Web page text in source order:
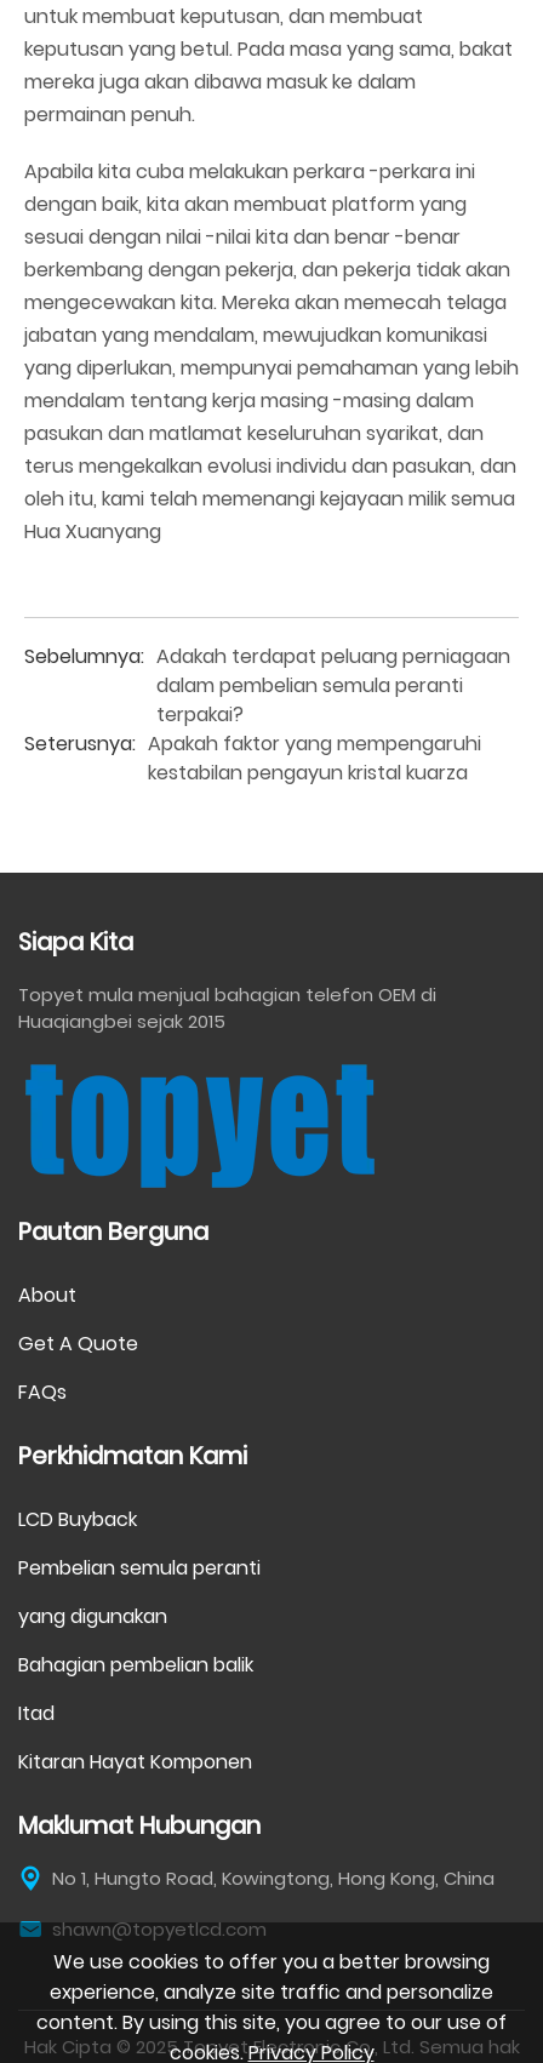
untuk membuat keputusan, dan membuat
keputusan yang betul. Pada masa yang sama, bakat
mereka juga akan dibawa masuk ke dalam
permainan penuh.
Apabila kita cuba melakukan perkara -perkara ini
dengan baik, kita akan membuat platform yang
sesuai dengan nilai -nilai kita dan benar -benar
berkembang dengan pekerja, dan pekerja tidak akan
mengecewakan kita. Mereka akan memecah telaga
jabatan yang mendalam, mewujudkan komunikasi
yang diperlukan, mempunyai pemahaman yang lebih
mendalam tentang kerja masing -masing dalam
pasukan dan matlamat keseluruhan syarikat, dan
terus mengekalkan evolusi individu dan pasukan, dan
oleh itu, kami telah memenangi kejayaan milik semua
Hua Xuanyang
Sebelumnya: Adakah terdapat peluang perniagaan
dalam pembelian semula peranti
terpakai?
Seterusnya: Apakah faktor yang mempengaruhi
kestabilan pengayun kristal kuarza
Siapa Kita
Topyet mula menjual bahagian telefon OEM di
Huaqiangbei sejak 2015
Pautan Berguna
About
Get A Quote
FAQs
Perkhidmatan Kami
LCD Buyback
Pembelian semula peranti
yang digunakan
Bahagian pembelian balik
Itad
Kitaran Hayat Komponen
Maklumat Hubungan
No 1, Hungto Road, Kowingtong, Hong Kong, China
shawn@topyetlcd.com
Hak Cipta © 2025 Topyet Electronic Co., Ltd. Semua hak
We use cookies to offer you a better browsing
experience, analyze site traffic and personalize
content. By using this site, you agree to our use of
cookies.Privacy Policy